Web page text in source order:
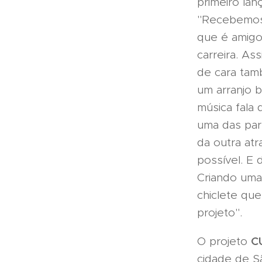
que é
carreira.
de cara
um arranjo
música fala
uma das
da outra
possível. E
Criando
chiclete
projeto".
O projeto
cidade de